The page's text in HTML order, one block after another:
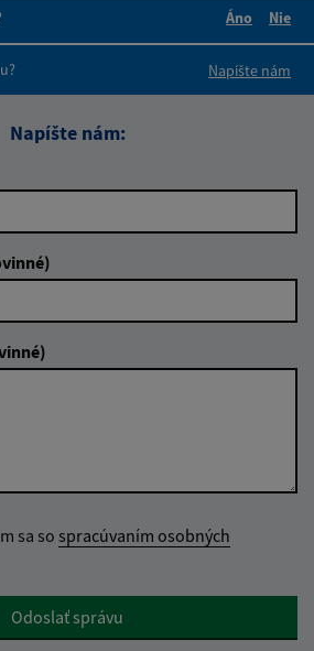
Áno
Nie
Napíšte nám
Napíšte nám:
sa so spracúvaním osobných
Odoslať správu